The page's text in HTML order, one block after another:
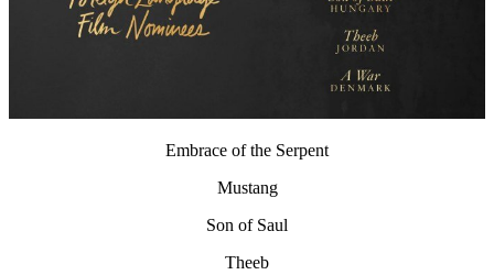
Embrace of the Serpent
Mustang
Son of Saul
Theeb